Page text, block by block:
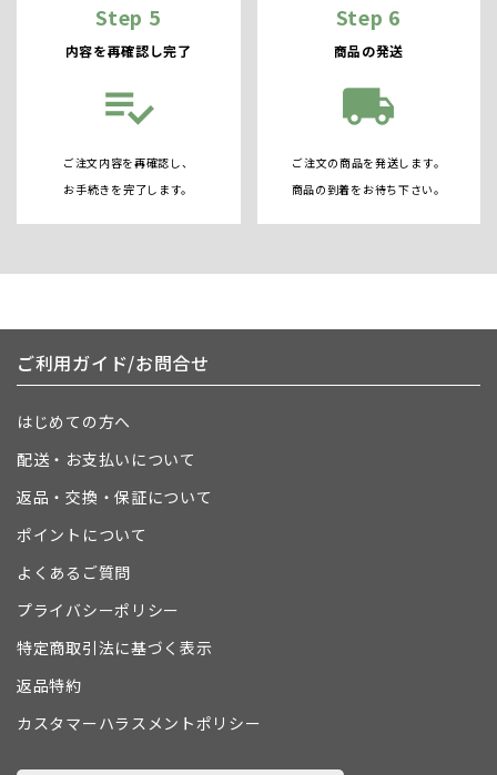
Step 5
内容を再確認し完了
playlist_add_check
ご注文内容を再確認し、
お手続きを完了します。
Step 6
商品の発送
local_shipping
ご注文の商品を発送します。
商品の到着をお待ち下さい。
ご利用ガイド/お問合せ
はじめての方へ
配送・お支払いについて
返品・交換・保証について
ポイントについて
よくあるご質問
プライバシーポリシー
特定商取引法に基づく表示
返品特約
カスタマーハラスメントポリシー